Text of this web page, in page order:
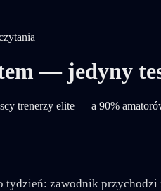
— jedyny
trenerzy elite — a 90%
zawodnik